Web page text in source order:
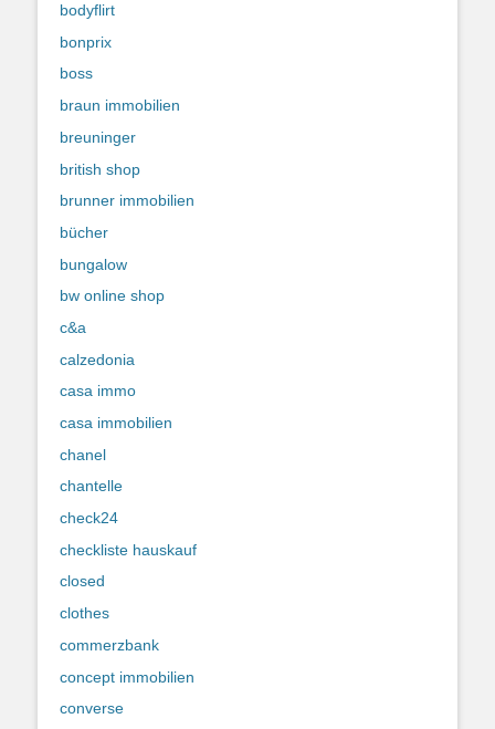
bodyflirt
bonprix
boss
braun immobilien
breuninger
british shop
brunner immobilien
bücher
bungalow
bw online shop
c&a
calzedonia
casa immo
casa immobilien
chanel
chantelle
check24
checkliste hauskauf
closed
clothes
commerzbank
concept immobilien
converse